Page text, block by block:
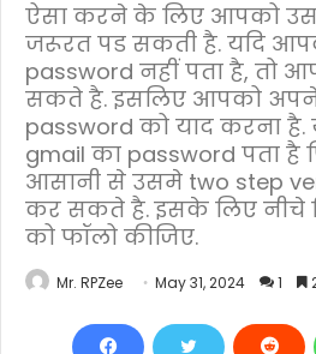
ऐसा करने के लिए आपको
जरूरत पड सकती है. यदि
password नहीं पता है, तो
सकते है. इसलिए आपको
password को याद करना
gmail का password पता है
आसानी से उसमे two step
कर सकते है. इसके लिए नीचे
को फॉलो कीजिए.
Mr. RPZee May 31, 2024 1